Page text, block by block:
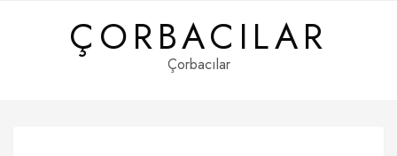
ÇORBACILAR
Çorbacılar